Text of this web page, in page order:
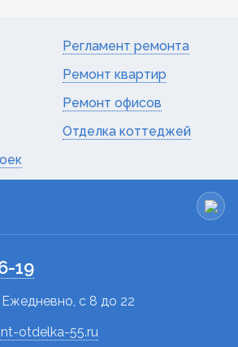
Регламент ремонта
Ремонт квартир
Ремонт офисов
Отделка коттеджей
19
Ежедневно, c 8 до 22
otdelka-55.ru